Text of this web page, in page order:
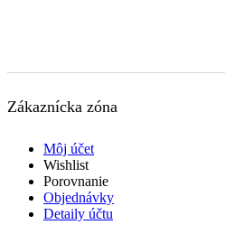
Zákaznícka zóna
Môj účet
Wishlist
Porovnanie
Objednávky
Detaily účtu